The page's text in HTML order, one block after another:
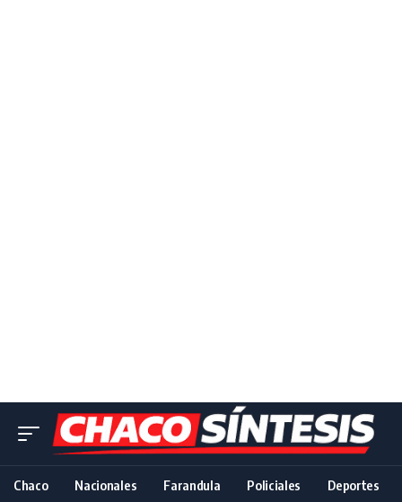
Chaco Nacionales Farandula Policiales Deportes